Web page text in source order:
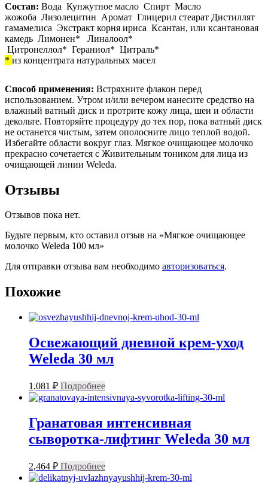
Состав: Вода Кунжутное масло Спирт Масло
жожоба Лизолецитин Аромат Глицерил стеарат Дистиллят
гамамелиса Экстракт корня ириса Ксантан, или ксантановая
камедь Лимонен*
Линалоол*
Цитронеллол* Гераниол* Цитраль*
* из концентрата натуральных масел
Способ применения: Встряхните флакон перед
использованием. Утром и/или вечером нанесите средство на
влажный ватный диск и протрите кожу лица, шеи и области
декольте. Повторяйте процедуру до тех пор, пока ватный диск
не останется чистым, затем ополосните лицо теплой водой.
Избегайте области вокруг глаз. Мягкое очищающее молочко
прекрасно сочетается с Живительным тоником для лица из
очищающей линии Weleda.
Отзывы
Отзывов пока нет.
Будьте первым, кто оставил отзыв на «Мягкое очищающее
молочко Weleda 100 мл»
Для отправки отзыва вам необходимо авторизоваться.
Похожие
Освежающий дневной крем-уход
Weleda 30 мл
1,081 ₽ Подробнее
Гранатовая интенсивная
сыворотка-лифтинг Weleda 30 мл
2,464 ₽ Подробнее